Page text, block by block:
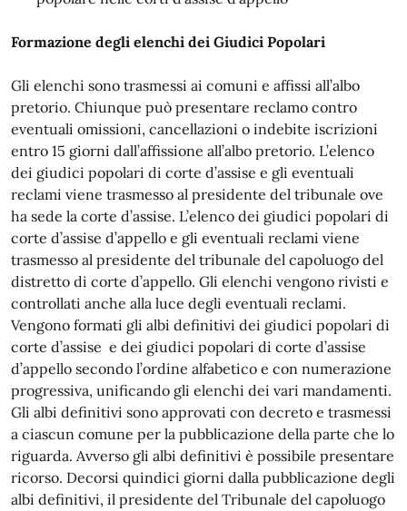
Formazione degli elenchi dei Giudici Popolari
Gli elenchi sono trasmessi ai comuni e affissi all’albo
pretorio. Chiunque può presentare reclamo contro
eventuali omissioni, cancellazioni o indebite iscrizioni
entro 15 giorni dall’affissione all’albo pretorio. L’elenco
dei giudici popolari di corte d’assise e gli eventuali
reclami viene trasmesso al presidente del tribunale ove
ha sede la corte d’assise. L’elenco dei giudici popolari di
corte d’assise d’appello e gli eventuali reclami viene
trasmesso al presidente del tribunale del capoluogo del
distretto di corte d’appello. Gli elenchi vengono rivisti e
controllati anche alla luce degli eventuali reclami.
Vengono formati gli albi definitivi dei giudici popolari di
corte d’assise e dei giudici popolari di corte d’assise
d’appello secondo l’ordine alfabetico e con numerazione
progressiva, unificando gli elenchi dei vari mandamenti.
Gli albi definitivi sono approvati con decreto e trasmessi
a ciascun comune per la pubblicazione della parte che lo
riguarda. Avverso gli albi definitivi è possibile presentare
ricorso. Decorsi quindici giorni dalla pubblicazione degli
albi definitivi, il presidente del Tribunale del capoluogo